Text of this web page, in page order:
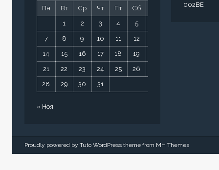
Пн Вт Ср Чт Пт Сб
1 2 3 4 5
7 8 9 10 11 12
14 15 16 17 18 19
21 22 23 24 25 26
28 29 30 31
« Ноя
002BE
Proudly powered by Tuto WordPress theme from MH Themes